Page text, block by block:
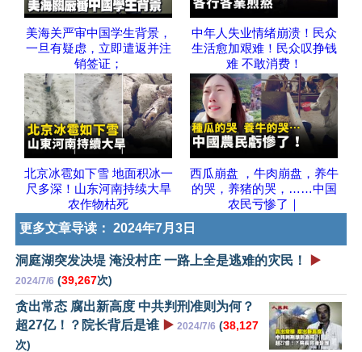
美海关严审中国学生背景，
一旦有疑虑，立即遣返并注
销签证；
中年人失业情绪崩溃！民众
生活愈加艰难！民众叹挣钱
难 不敢消费！
北京冰雹如下雪 地面积冰一
尺多深！山东河南持续大旱
农作物枯死
西瓜崩盘 ，牛肉崩盘，养牛
的哭，养猪的哭，……中国
农民亏惨了｜
更多文章导读： 2024年7月3日
洞庭湖突发决堤 淹没村庄 一路上全是逃难的灾民！ ▶️
2024/7/6 (39,267次)
贪出常态 腐出新高度 中共判刑准则为何？
超27亿！？院长背后是谁 ▶️ 2024/7/6 (38,127
次)